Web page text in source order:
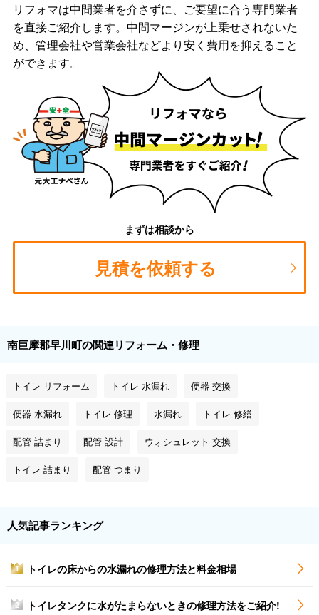
リフォマは中間業者を介さずに、ご要望に合う専門業者
を直接ご紹介します。中間マージンが上乗せされないた
め、管理会社や営業会社などより安く費用を抑えること
ができます。
まずは相談から
見積を依頼する
南巨摩郡早川町の関連リフォーム・修理
トイレ リフォーム トイレ 水漏れ 便器 交換
便器 水漏れ トイレ 修理 水漏れ トイレ 修繕
配管 詰まり 配管 設計 ウォシュレット 交換
トイレ 詰まり 配管 つまり
人気記事ランキング
1 トイレの床からの水漏れの修理方法と料金相場
2
トイレタンクに水がたまらないときの修理方法をご紹介!